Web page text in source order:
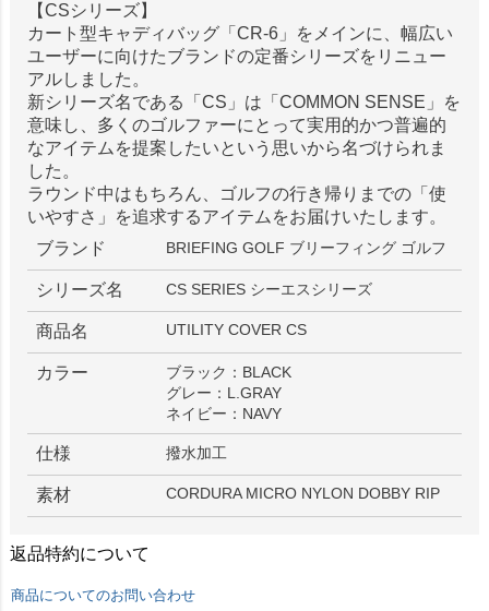
【CSシリーズ】
カート型キャディバッグ「CR-6」をメインに、幅広い
ユーザーに向けたブランドの定番シリーズをリニュー
アルしました。
新シリーズ名である「CS」は「COMMON SENSE」を
意味し、多くのゴルファーにとって実用的かつ普遍的
なアイテムを提案したいという思いから名づけられま
した。
ラウンド中はもちろん、ゴルフの行き帰りまでの「使
いやすさ」を追求するアイテムをお届けいたします。
ブランド
BRIEFING GOLF ブリーフィング ゴルフ
シリーズ名 CS SERIES シーエスシリーズ
商品名 UTILITY COVER CS
カラー
ブラック：BLACK
グレー：L.GRAY
ネイビー：NAVY
仕様 撥水加工
素材 CORDURA MICRO NYLON DOBBY RIP
返品特約について
商品についてのお問い合わせ